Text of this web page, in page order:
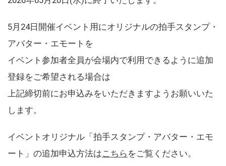
5月24日開催イベント用にオリジナルの拍手スタンプ・
アバター・エモートを
イベント参加者全員が会場内で利用できるように追加
登録をご希望される場合は
上記締切前にお申込みをいただきますようお願いいた
します。
イベントオリジナル「拍手スタンプ・アバター・エモ
ート」の追加申込方法はこちら をご覧ください。